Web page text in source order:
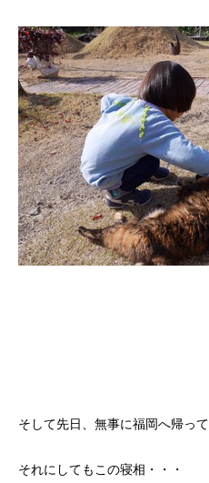
そして先日、無事に福岡へ帰って
それにしてもこの寝相・・・